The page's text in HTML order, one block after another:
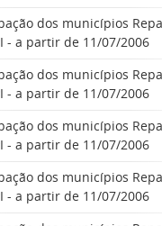
dos municípios
- a partir de 11/07/2006
dos municípios
- a partir de 11/07/2006
dos municípios
- a partir de 11/07/2006
dos municípios
- a partir de 11/07/2006